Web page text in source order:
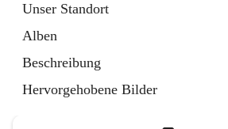
Unser Standort
Alben
Beschreibung
Hervorgehobene Bilder